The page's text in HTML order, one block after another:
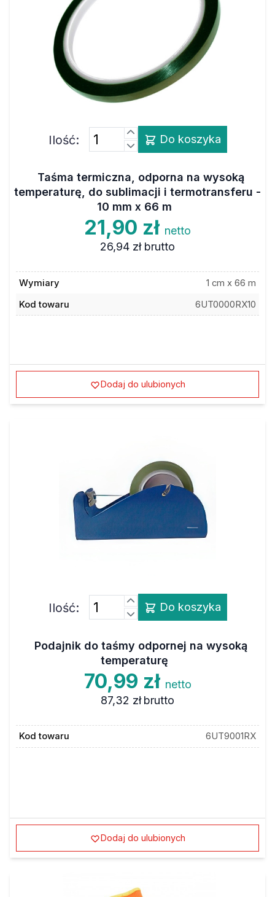
Ilość: Do koszyka
Taśma termiczna, odporna na wysoką
temperaturę, do sublimacji i termotransferu -
10 mm x 66 m
21,90 zł netto
26,94 zł brutto
Wymiary
1 cm x 66 m
Kod towaru
6UT0000RX10
Dodaj do ulubionych
Ilość: Do koszyka
Podajnik do taśmy odpornej na wysoką
temperaturę
70,99 zł netto
87,32 zł brutto
Kod towaru 6UT9001RX
Dodaj do ulubionych